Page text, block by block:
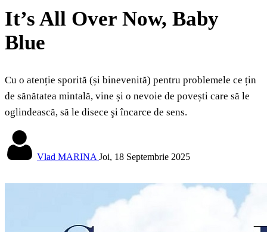
It’s All Over Now, Baby
Blue
Cu o atenție sporită (și binevenită) pentru problemele ce țin
de sănătatea mintală, vine și o nevoie de povești care să le
oglindească, să le disece şi încarce de sens.
Vlad MARINA Joi, 18 Septembrie 2025